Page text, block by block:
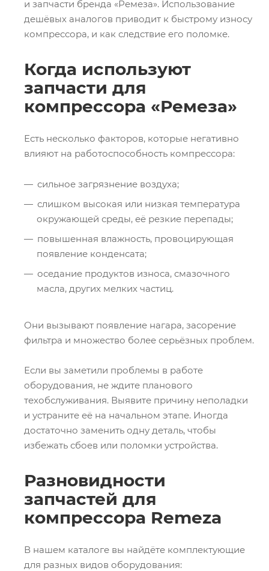
и запчасти бренда «Ремеза». Использование
дешёвых аналогов приводит к быстрому износу
компрессора, и как следствие его поломке.
Когда используют
запчасти для
компрессора «Ремеза»
Есть несколько факторов, которые негативно
влияют на работоспособность компрессора:
сильное загрязнение воздуха;
слишком высокая или низкая температура
окружающей среды, её резкие перепады;
повышенная влажность, провоцирующая
появление конденсата;
оседание продуктов износа, смазочного
масла, других мелких частиц.
Они вызывают появление нагара, засорение
фильтра и множество более серьёзных проблем.
Если вы заметили проблемы в работе
оборудования, не ждите планового
техобслуживания. Выявите причину неполадки
и устраните её на начальном этапе. Иногда
достаточно заменить одну деталь, чтобы
избежать сбоев или поломки устройства.
Разновидности
запчастей для
компрессора Remeza
В нашем каталоге вы найдёте комплектующие
для разных видов оборудования: